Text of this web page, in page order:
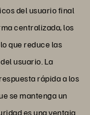
del usuario final
centralizada, los
que reduce las
usuario. La
rápida a los
se mantenga un
es una ventaja